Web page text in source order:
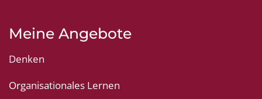
Meine Angebote
Denken
Organisationales Lernen